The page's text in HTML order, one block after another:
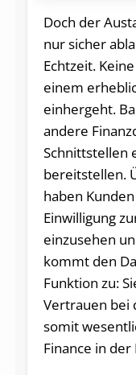
Doch der
nur sicher
Echtzeit.
einem
einhergeht.
andere
Schnittstellen
bereitstellen.
haben
Einwilligung
einzusehen
kommt den
Funktion zu:
Vertrauen bei
somit
Finance in der